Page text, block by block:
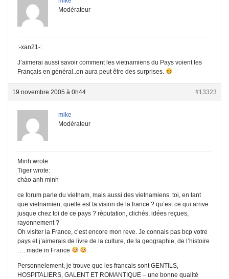
Modérateur
:-xan21-:
J’aimerai aussi savoir comment les vietnamiens du Pays voient les
Français en général..on aura peut être des surprises.
19 novembre 2005 à 0h44 #13323
mike
Modérateur
Minh wrote:
Tiger wrote:
chào anh minh
ce forum parle du vietnam, mais aussi des vietnamiens. toi, en tant
que vietnamien, quelle est ta vision de la france ? qu’est ce qui arrive
jusque chez toi de ce pays ? réputation, clichés, idées reçues,
rayonnement ?
Oh visiter la France, c’est encore mon reve. Je connais pas bcp votre
pays et j’aimerais de livre de la culture, de la geographie, de l’histoire
…. made in France
Personnelement, je trouve que les francais sont GENTILS,
HOSPITALIERS, GALENT ET ROMANTIQUE – une bonne qualité